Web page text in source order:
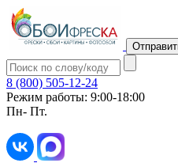
8 (800) 505-12-24
Режим работы: 9:00-18:00
Пн- Пт.